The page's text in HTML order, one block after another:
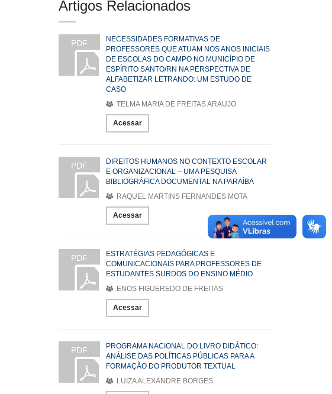
Artigos Relacionados
PDF
NECESSIDADES FORMATIVAS DE
PROFESSORES QUE ATUAM NOS ANOS INICIAIS
DE ESCOLAS DO CAMPO NO MUNICÍPIO DE
ESPÍRITO SANTO/RN NA PERSPECTIVA DE
ALFABETIZAR LETRANDO: UM ESTUDO DE
CASO
TELMA MARIA DE FREITAS ARAUJO
Acessar
PDF
DIREITOS HUMANOS NO CONTEXTO ESCOLAR
E ORGANIZACIONAL – UMA PESQUISA
BIBLIOGRÁFICA DOCUMENTAL NA PARAÍBA
RAQUEL MARTINS FERNANDES MOTA
Acessar
PDF
ESTRATÉGIAS PEDAGÓGICAS E
COMUNICACIONAIS PARA PROFESSORES DE
ESTUDANTES SURDOS DO ENSINO MÉDIO
ENOS FIGUEREDO DE FREITAS
Acessar
PDF
PROGRAMA NACIONAL DO LIVRO DIDÁTICO:
ANÁLISE DAS POLÍTICAS PÚBLICAS PARA A
FORMAÇÃO DO PRODUTOR TEXTUAL
LUIZA ALEXANDRE BORGES